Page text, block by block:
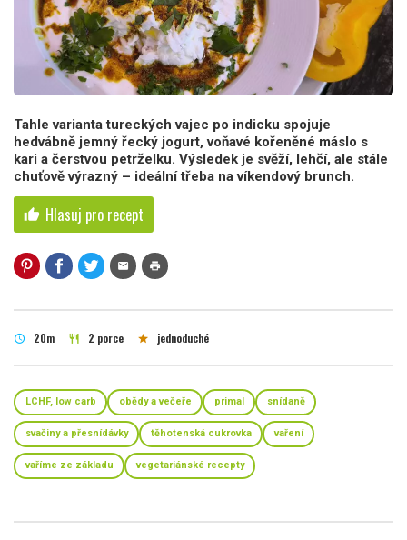
Tahle varianta tureckých vajec po indicku spojuje
hedvábně jemný řecký jogurt, voňavé kořeněné máslo s
kari a čerstvou petrželku. Výsledek je svěží, lehčí, ale stále
chuťově výrazný – ideální třeba na víkendový brunch.
thumb_up Hlasuj pro recept
mail print
schedule 20m restaurant 2 porce star jednoduché
LCHF, low carb obědy a večeře primal snídaně
svačiny a přesnídávky těhotenská cukrovka vaření
vaříme ze základu vegetariánské recepty